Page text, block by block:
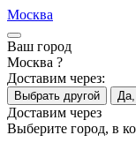
Москва
Ваш город
Москва ?
Доставим через:
Выбрать другой Да,
Доставим через
Выберите город, в